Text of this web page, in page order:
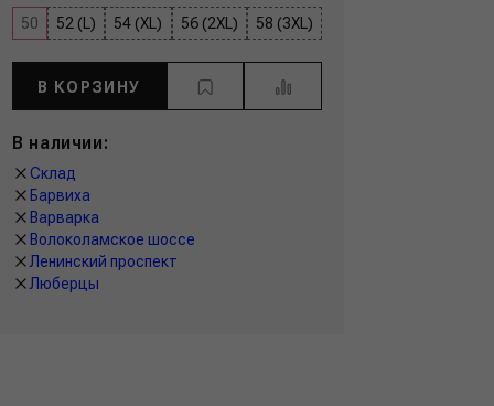
50 52 (L) 54 (XL) 56 (2XL) 58 (3XL)
В КОРЗИНУ
В наличии:
Склад
Барвиха
Варварка
Волоколамское шоссе
Ленинский проспект
Люберцы